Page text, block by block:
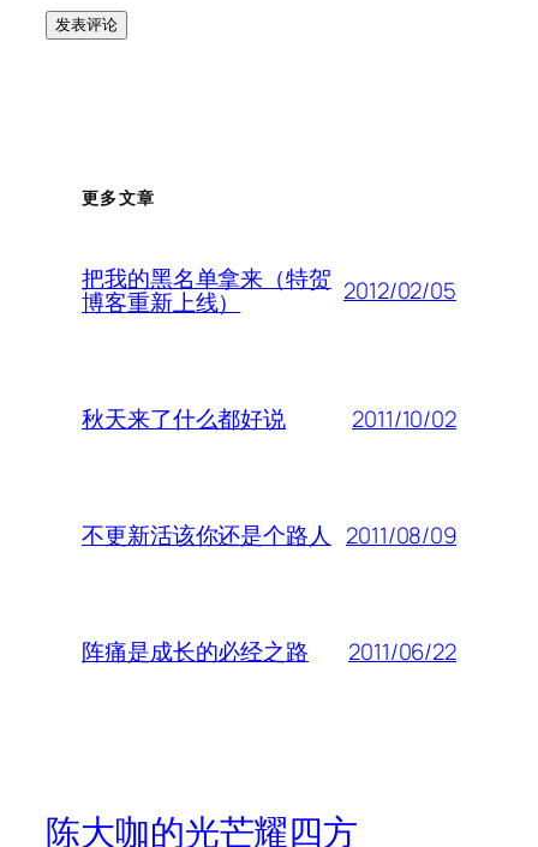
更多文章
把我的黑名单拿来（特贺
博客重新上线） 2012/02/05
秋天来了什么都好说 2011/10/02
不更新活该你还是个路人 2011/08/09
阵痛是成长的必经之路 2011/06/22
陈大咖的光芒耀四方